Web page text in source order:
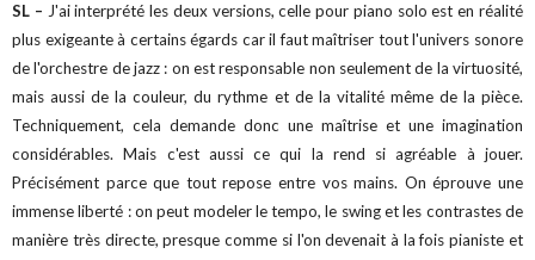
SL – J'ai interprété les deux versions, celle pour piano solo est en réalité
plus exigeante à certains égards car il faut maîtriser tout l'univers sonore
de l'orchestre de jazz : on est responsable non seulement de la virtuosité,
mais aussi de la couleur, du rythme et de la vitalité même de la pièce.
Techniquement, cela demande donc une maîtrise et une imagination
considérables. Mais c'est aussi ce qui la rend si agréable à jouer.
Précisément parce que tout repose entre vos mains. On éprouve une
immense liberté : on peut modeler le tempo, le swing et les contrastes de
manière très directe, presque comme si l'on devenait à la fois pianiste et